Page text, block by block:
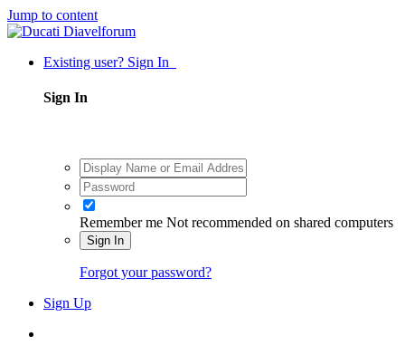
Jump to content
Existing user? Sign In
Sign In
Remember me Not recommended on shared computers
Sign In
Forgot your password?
Sign Up